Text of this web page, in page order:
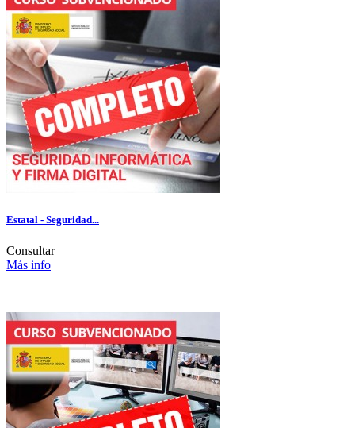
Estatal - Seguridad...
Consultar
Más info